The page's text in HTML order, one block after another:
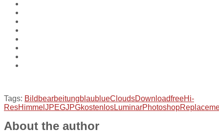
Tags: BildbearbeitungblaublueCloudsDownloadfreeHi-
ResHimmel JPEGJPGkostenlosLuminarPhotoshop
About the author